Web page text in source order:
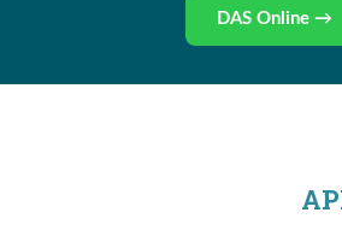
DAS Online →